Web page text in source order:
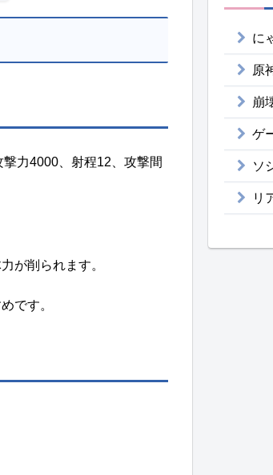
力4000、射程12、攻撃間
が削られます。
です。
に
原
崩
ゲ
ソ
リ